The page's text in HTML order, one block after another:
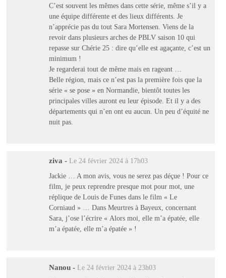
C’est souvent les mêmes dans cette série, même s’il y a
une équipe différente et des lieux différents. Je
n’apprécie pas du tout Sara Mortensen. Viens de la
revoir dans plusieurs arches de PBLV saison 10 qui
repasse sur Chérie 25 : dire qu’elle est agaçante, c’est un
minimum !
Je regarderai tout de même mais en rageant …
Belle région, mais ce n’est pas la première fois que la
série « se pose » en Normandie, bientôt toutes les
principales villes auront eu leur épisode. Et il y a des
départements qui n’en ont eu aucun. Un peu d’équité ne
nuit pas.
ziva - Le 24 février 2024 à 17h03
Jackie … A mon avis, vous ne serez pas déçue ! Pour ce
film, je peux reprendre presque mot pour mot, une
réplique de Louis de Funes dans le film « Le
Corniaud » … Dans Meurtres à Bayeux, concernant
Sara, j’ose l’écrire « Alors moi, elle m’a épatée, elle
m’a épatée, elle m’a épatée » !
Nanou - Le 24 février 2024 à 23h03